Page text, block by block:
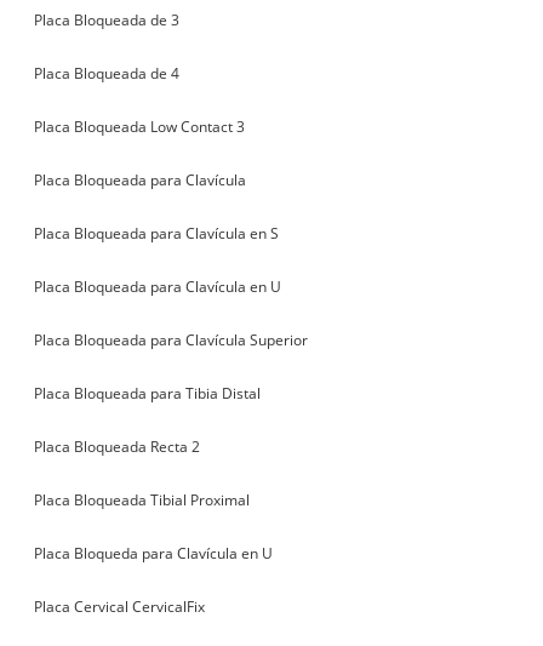
Placa Bloqueada de 3
Placa Bloqueada de 4
Placa Bloqueada Low Contact 3
Placa Bloqueada para Clavícula
Placa Bloqueada para Clavícula en S
Placa Bloqueada para Clavícula en U
Placa Bloqueada para Clavícula Superior
Placa Bloqueada para Tibia Distal
Placa Bloqueada Recta 2
Placa Bloqueada Tibial Proximal
Placa Bloqueda para Clavícula en U
Placa Cervical CervicalFix